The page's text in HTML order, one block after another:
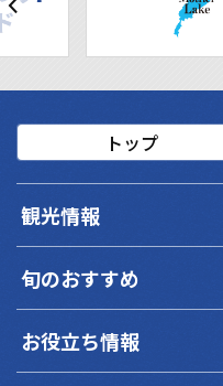
トップ
観光情報
旬のおすすめ
お役立ち情報